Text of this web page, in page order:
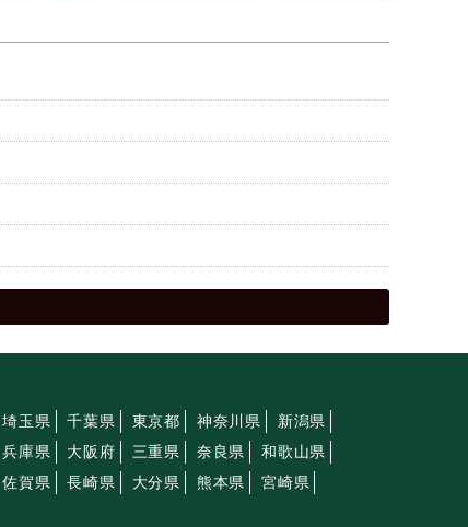
埼玉県 千葉県 東京都 神奈川県
新潟県
兵庫県 大阪府 三重県 奈良県
和歌山県
佐賀県 長崎県 大分県 熊本県
宮崎県